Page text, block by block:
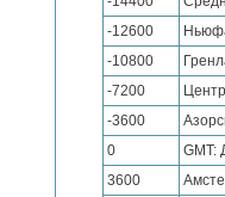
-12600
-10800
-7200
-3600
0
GMT:
3600